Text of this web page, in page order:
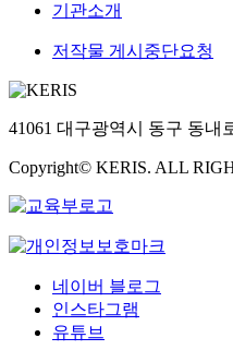
기관소개
저작물 게시중단요청
41061 대구광역시 동구 동내
Copyright© KERIS. ALL
네이버 블로그
인스타그램
유튜브